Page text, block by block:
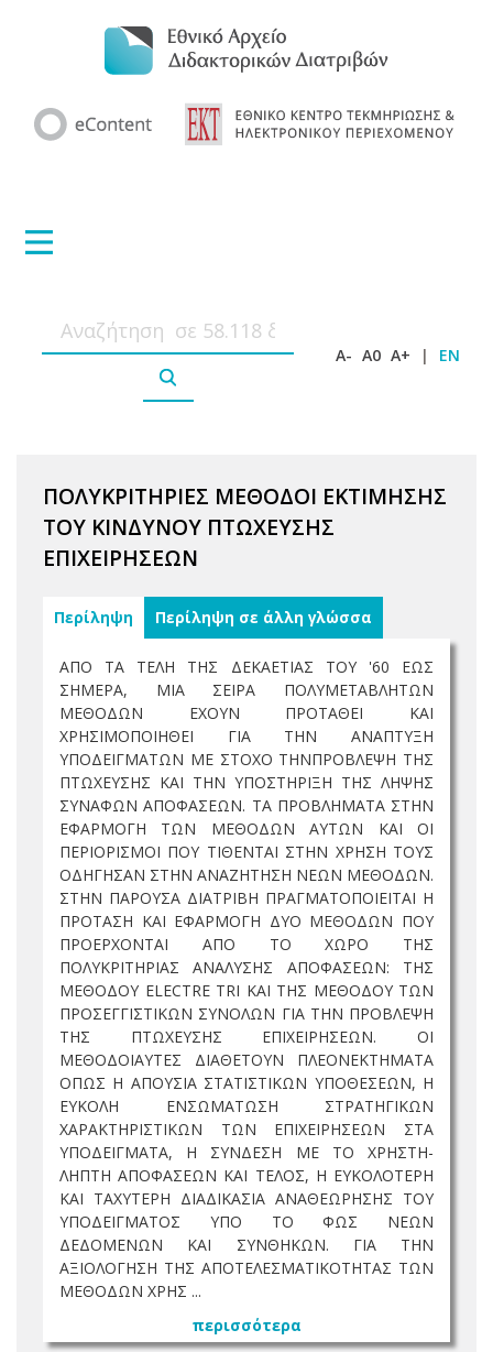
A- A0 A+ | EN
ΠΟΛΥΚΡΙΤΗΡΙΕΣ ΜΕΘΟΔΟΙ ΕΚΤΙΜΗΣΗΣ
ΤΟΥ ΚΙΝΔΥΝΟΥ ΠΤΩΧΕΥΣΗΣ
ΕΠΙΧΕΙΡΗΣΕΩΝ
Περίληψη Περίληψη σε άλλη γλώσσα
ΑΠΟ ΤΑ ΤΕΛΗ ΤΗΣ ΔΕΚΑΕΤΙΑΣ ΤΟΥ '60 ΕΩΣ
ΣΗΜΕΡΑ, ΜΙΑ ΣΕΙΡΑ ΠΟΛΥΜΕΤΑΒΛΗΤΩΝ
ΜΕΘΟΔΩΝ ΕΧΟΥΝ ΠΡΟΤΑΘΕΙ ΚΑΙ
ΧΡΗΣΙΜΟΠΟΙΗΘΕΙ ΓΙΑ ΤΗΝ ΑΝΑΠΤΥΞΗ
ΥΠΟΔΕΙΓΜΑΤΩΝ ΜΕ ΣΤΟΧΟ ΤΗΝΠΡΟΒΛΕΨΗ ΤΗΣ
ΠΤΩΧΕΥΣΗΣ ΚΑΙ ΤΗΝ ΥΠΟΣΤΗΡΙΞΗ ΤΗΣ ΛΗΨΗΣ
ΣΥΝΑΦΩΝ ΑΠΟΦΑΣΕΩΝ. ΤΑ ΠΡΟΒΛΗΜΑΤΑ ΣΤΗΝ
ΕΦΑΡΜΟΓΗ ΤΩΝ ΜΕΘΟΔΩΝ ΑΥΤΩΝ ΚΑΙ ΟΙ
ΠΕΡΙΟΡΙΣΜΟΙ ΠΟΥ ΤΙΘΕΝΤΑΙ ΣΤΗΝ ΧΡΗΣΗ ΤΟΥΣ
ΟΔΗΓΗΣΑΝ ΣΤΗΝ ΑΝΑΖΗΤΗΣΗ ΝΕΩΝ ΜΕΘΟΔΩΝ.
ΣΤΗΝ ΠΑΡΟΥΣΑ ΔΙΑΤΡΙΒΗ ΠΡΑΓΜΑΤΟΠΟΙΕΙΤΑΙ Η
ΠΡΟΤΑΣΗ ΚΑΙ ΕΦΑΡΜΟΓΗ ΔΥΟ ΜΕΘΟΔΩΝ ΠΟΥ
ΠΡΟΕΡΧΟΝΤΑΙ ΑΠΟ ΤΟ ΧΩΡΟ ΤΗΣ
ΠΟΛΥΚΡΙΤΗΡΙΑΣ ΑΝΑΛΥΣΗΣ ΑΠΟΦΑΣΕΩΝ: ΤΗΣ
ΜΕΘΟΔΟΥ ELECTRE TRI ΚΑΙ ΤΗΣ ΜΕΘΟΔΟΥ ΤΩΝ
ΠΡΟΣΕΓΓΙΣΤΙΚΩΝ ΣΥΝΟΛΩΝ ΓΙΑ ΤΗΝ ΠΡΟΒΛΕΨΗ
ΤΗΣ ΠΤΩΧΕΥΣΗΣ ΕΠΙΧΕΙΡΗΣΕΩΝ. ΟΙ
ΜΕΘΟΔΟΙΑΥΤΕΣ ΔΙΑΘΕΤΟΥΝ ΠΛΕΟΝΕΚΤΗΜΑΤΑ
ΟΠΩΣ Η ΑΠΟΥΣΙΑ ΣΤΑΤΙΣΤΙΚΩΝ ΥΠΟΘΕΣΕΩΝ, Η
ΕΥΚΟΛΗ ΕΝΣΩΜΑΤΩΣΗ ΣΤΡΑΤΗΓΙΚΩΝ
ΧΑΡΑΚΤΗΡΙΣΤΙΚΩΝ ΤΩΝ ΕΠΙΧΕΙΡΗΣΕΩΝ ΣΤΑ
ΥΠΟΔΕΙΓΜΑΤΑ, Η ΣΥΝΔΕΣΗ ΜΕ ΤΟ ΧΡΗΣΤΗ-
ΛΗΠΤΗ ΑΠΟΦΑΣΕΩΝ ΚΑΙ ΤΕΛΟΣ, Η ΕΥΚΟΛΟΤΕΡΗ
ΚΑΙ ΤΑΧΥΤΕΡΗ ΔΙΑΔΙΚΑΣΙΑ ΑΝΑΘΕΩΡΗΣΗΣ ΤΟΥ
ΥΠΟΔΕΙΓΜΑΤΟΣ ΥΠΟ ΤΟ ΦΩΣ ΝΕΩΝ
ΔΕΔΟΜΕΝΩΝ ΚΑΙ ΣΥΝΘΗΚΩΝ. ΓΙΑ ΤΗΝ
ΑΞΙΟΛΟΓΗΣΗ ΤΗΣ ΑΠΟΤΕΛΕΣΜΑΤΙΚΟΤΗΤΑΣ ΤΩΝ
ΜΕΘΟΔΩΝ ΧΡΗΣ ...
περισσότερα